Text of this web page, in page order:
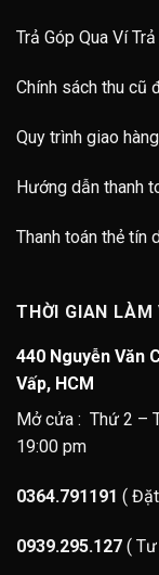
Trả Góp Qua Ví
Chính sách thu cũ
Quy trình giao
Hướng dẫn thanh
Thanh toán thẻ tín
THỜI GIAN LÀM
440 Nguyễn Văn
Vấp, HCM
Mở cửa : Thứ 2 –
19:00 pm
0364.791191 (
0939.295.127 (